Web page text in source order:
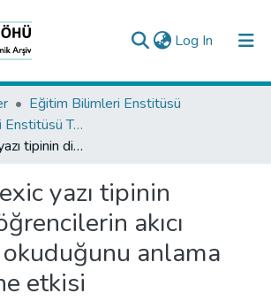
Log In (current)
Eğitim Bilimleri Enstitüsü
Eğitim Bilimleri Enstitüsü Tez Koleksiyonu
Opendyslexic yazı tipinin disleksili öğrencilerin akıcı okuma ve okuduğunu anlama becerilerine etkisi
yazı tipinin
akıcı
anlama
etkisi